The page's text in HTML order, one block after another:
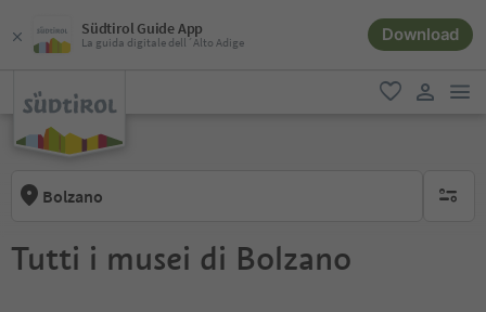
Südtirol Guide App
La guida digitale dell´Alto Adige Download
favoriti
Bolzano
Tutti i musei di Bolzano